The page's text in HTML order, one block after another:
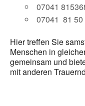
07041
07041 81 50
Hier treffen Sie
Menschen in
gemeinsam und
mit anderen